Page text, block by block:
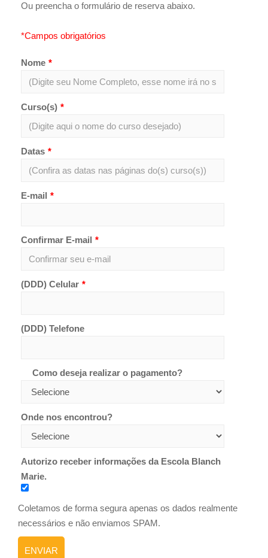
Ou preencha o formulário de reserva abaixo.
*Campos obrigatórios
Nome *
Curso(s) *
Datas *
E-mail *
Confirmar E-mail *
(DDD) Celular *
(DDD) Telefone
Como deseja realizar o pagamento?
Onde nos encontrou?
Autorizo receber informações da Escola Blanch
Marie.
Coletamos de forma segura apenas os dados realmente
necessários e não enviamos SPAM.
ENVIAR